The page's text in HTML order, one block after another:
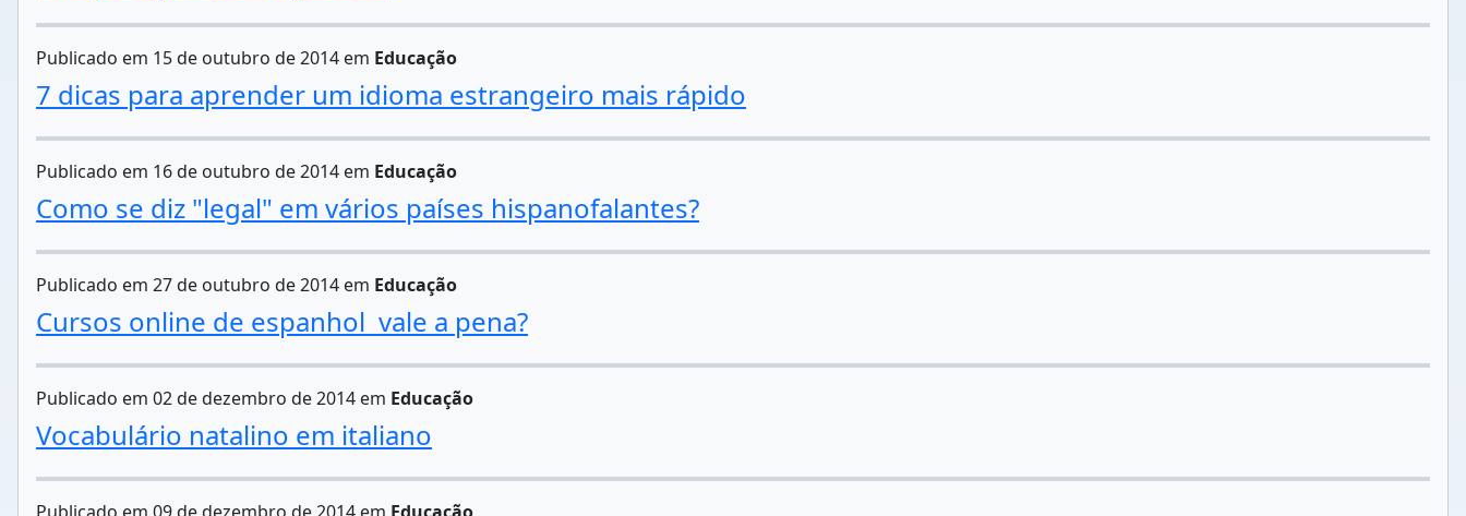
Publicado em 15 de outubro de 2014 em Educação
7 dicas para aprender um idioma estrangeiro mais rápido
Publicado em 16 de outubro de 2014 em Educação
Como se diz "legal" em vários países hispanofalantes?
Publicado em 27 de outubro de 2014 em Educação
Cursos online de espanhol  vale a pena?
Publicado em 02 de dezembro de 2014 em Educação
Vocabulário natalino em italiano